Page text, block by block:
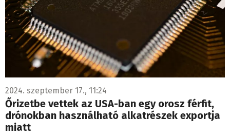
2024. szeptember 17., 11:24
Őrizetbe vettek az USA-ban egy orosz férfit,
drónokban használható alkatrészek exportja
miatt